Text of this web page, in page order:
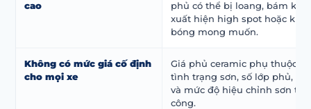
cao
phủ có thể bị loang, bám
xuất hiện high spot hoặc
bóng mong muốn.
Không có mức giá cố định
cho mọi xe
Giá phủ ceramic phụ thuộc
tình trạng sơn, số lớp phủ,
và mức độ hiệu chỉnh sơn
công.